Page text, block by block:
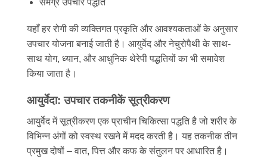
यहाँ हर रोगी की व्यक्तिगत प्रकृति और आवश्यकताओं के अनुसार
उपचार योजना बनाई जाती है। आयुर्वेद और नेचुरोपैथी के साथ-
साथ योग, ध्यान, और आधुनिक थेरेपी पद्धतियों का भी समावेश
किया जाता है।
आयुर्वेदा: उपचार तकनीकें सूत्रीकरण
आयुर्वेद में सूत्रीकरण एक प्राचीन चिकित्सा पद्धति है जो शरीर के
विभिन्न अंगों को स्वस्थ रखने में मदद करती है। यह तकनीक तीन
प्रमुख दोषों – वात, पित्त और कफ के संतुलन पर आधारित है।